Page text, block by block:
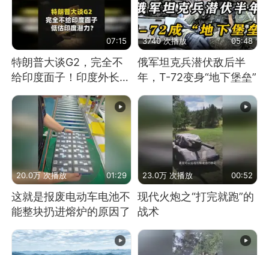
07:15
特朗普大谈G2，完全不
给印度面子！印度外长：
低估印度潜力
3740 次播放 05:48
俄军坦克兵潜伏敌后半
年，T-72变身“地下堡垒”
20.0万 次播放 01:29
这就是报废电动车电池不
能整块扔进熔炉的原因了
23.0万 次播放 00:52
现代火炮之“打完就跑”的
战术